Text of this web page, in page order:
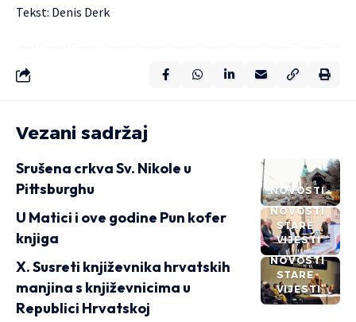
Tekst: Denis Derk
Vezani sadržaj
NOVOSTI
Srušena crkva Sv. Nikole u
Pittsburghu
NOVOSTI
STARE
VIJESTI
U Matici i ove godine Pun kofer
knjiga
NOVOSTI
STARE
VIJESTI
X. Susreti književnika hrvatskih
manjina s književnicima u
Republici Hrvatskoj